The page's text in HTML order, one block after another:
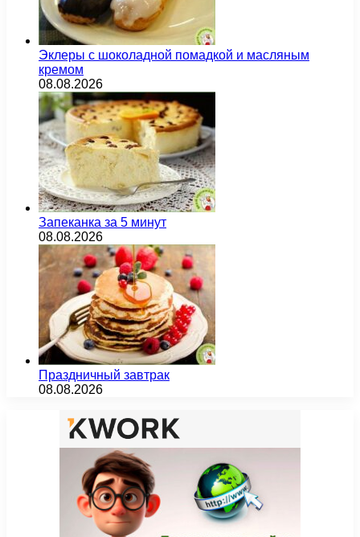
Эклеры с шоколадной помадкой и масляным
кремом
08.08.2026
Запеканка за 5 минут
08.08.2026
Праздничный завтрак
08.08.2026